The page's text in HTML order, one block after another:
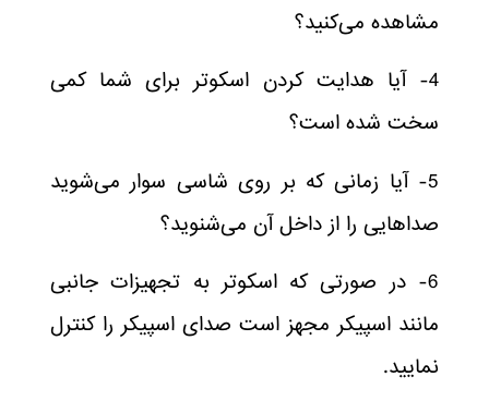
مشاهده می‌کنید؟
4- آیا هدایت کردن اسکوتر برای شما کمی
سخت شده است؟
5- آیا زمانی که بر روی شاسی سوار می‌شوید
صدا‌هایی را از داخل آن می‌شنوید؟
6- در صورتی که اسکوتر به تجهیزات جانبی
مانند اسپیکر مجهز است صدای اسپیکر را کنترل
نمایید.